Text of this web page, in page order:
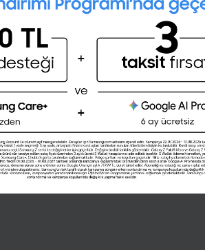
ister misin ?
(A1,A2,B1,B2,C1,C2)
değil Evet
güvenebilirdim? Başka seçenekleri
genç bir oyuncuydu ve
süre bulmayan Lazo’yu ana plana
ilk beşimiz, zannediyorum hem